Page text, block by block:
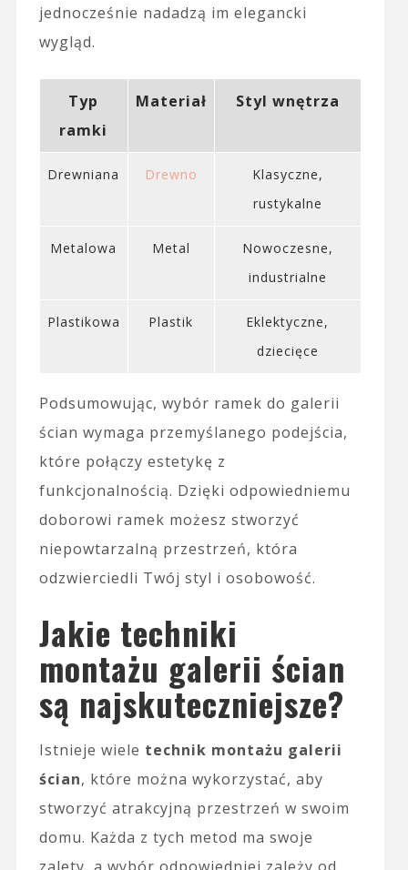
jednocześnie nadadzą im elegancki
wygląd.
Typ
ramki
Materiał Styl wnętrza
Drewniana Drewno
Klasyczne,
rustykalne
Metalowa Metal
Nowoczesne,
industrialne
Plastikowa Plastik
Eklektyczne,
dziecięce
Podsumowując, wybór ramek do galerii
ścian wymaga przemyślanego podejścia,
które połączy estetykę z
funkcjonalnością. Dzięki odpowiedniemu
doborowi ramek możesz stworzyć
niepowtarzalną przestrzeń, która
odzwierciedli Twój styl i osobowość.
Jakie techniki
montażu galerii ścian
są najskuteczniejsze?
Istnieje wiele technik montażu galerii
ścian, które można wykorzystać, aby
stworzyć atrakcyjną przestrzeń w swoim
domu. Każda z tych metod ma swoje